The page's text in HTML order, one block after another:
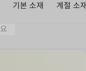
기본 소재 계절 소